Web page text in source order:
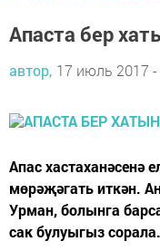
Апаста бер
автор, 17 июль 2017 -
Апас хастаханәсенә
мөрәҗәгать иткән.
Урман, болынга
сак булуыгыз сорала.